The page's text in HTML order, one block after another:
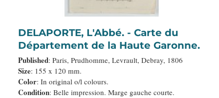
DELAPORTE, L'Abbé. - Carte du
Département de la Haute Garonne.
Published: Paris, Prudhomme, Levrault, Debray, 1806
Size: 155 x 120 mm.
Color: In original o/l colours.
Condition: Belle impression. Marge gauche courte.